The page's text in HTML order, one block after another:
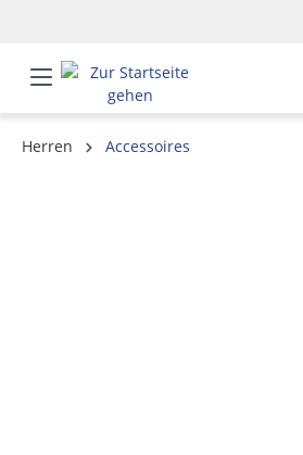
Herren
Accessoires